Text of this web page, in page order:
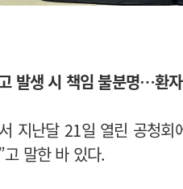
발생 시 책임 불분명…환
지난달 21일 열린 공청
말한 바 있다.